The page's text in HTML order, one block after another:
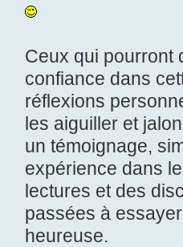
Ceux qui pourront
confiance dans
réflexions
les aiguiller et
un témoignage,
expérience dans
lectures et des
passées à
heureuse.